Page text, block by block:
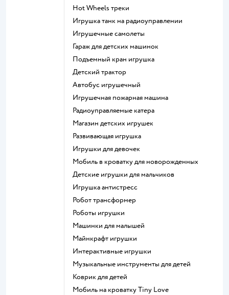
Hot Wheels треки
Игрушка танк на радиоуправлении
Игрушечные самолеты
Гараж для детских машинок
Подъемный кран игрушка
Детский трактор
Автобус игрушечный
Игрушечная пожарная машина
Радиоуправляемые катера
Магазин детских игрушек
Развивающая игрушка
Игрушки для девочек
Мобиль в кроватку для новорожденных
Детские игрушки для мальчиков
Игрушка антистресс
Робот трансформер
Роботы игрушки
Машинки для малышей
Майнкрафт игрушки
Интерактивные игрушки
Музыкальные инструменты для детей
Коврик для детей
Мобиль на кроватку Tiny Love